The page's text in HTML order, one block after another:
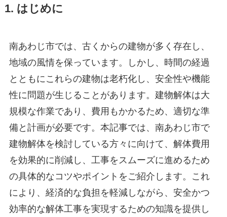
1. はじめに
南あわじ市では、古くからの建物が多く存在し、
地域の風情を保っています。しかし、時間の経過
とともにこれらの建物は老朽化し、安全性や機能
性に問題が生じることがあります。建物解体は大
規模な作業であり、費用もかかるため、適切な準
備と計画が必要です。本記事では、南あわじ市で
建物解体を検討している方々に向けて、解体費用
を効果的に削減し、工事をスムーズに進めるため
の具体的なコツやポイントをご紹介します。これ
により、経済的な負担を軽減しながら、安全かつ
効率的な解体工事を実現するための知識を提供し